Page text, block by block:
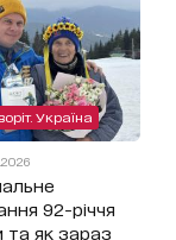
Україна
92-річчя
та як зараз